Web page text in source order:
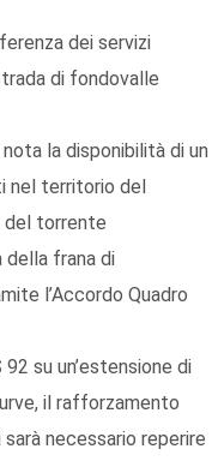
dei servizi
di fondovalle
la disponibilità di un
nel territorio del
del torrente
della frana di
l’Accordo Quadro
su un’estensione di
il rafforzamento
necessario reperire